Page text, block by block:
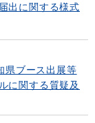
出に関する様式
県ブース出展等
に関する質疑及